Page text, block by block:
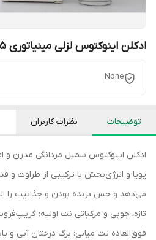
ادکلن اینوکتوس لزلی مینیاتوری 25 میل کد 04
None
توضیحات نظرات کاربران
ادکلن اینوکتوس سمبل مردانگی مدرن و
پویا و انرژی‌بخش با ترکیبی از طراوت و
می‌دهد و حس برنده بودن و جذابیت را
تازه، چوبی و مرکباتی نت اولیه:
فوق‌العاده نت میانی: برگ درختان آبی